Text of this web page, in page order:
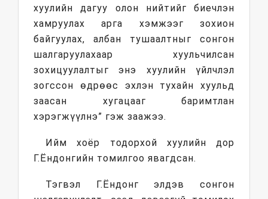
хуулийн дагуу олон нийтийг биечлэн
хамруулах арга хэмжээг зохион
байгуулах, албан тушаалтныг сонгон
шалгаруулахаар хуульчилсан
зохицуулалтыг энэ хуулийн үйлчлэл
зогссон өдрөөс эхлэн тухайн хуульд
заасан хугацааг баримтлан
хэрэгжүүлнэ” гэж заажээ.
Ийм хоёр тодорхой хуулийн дор
Г.Ёндонгийн томилгоо явагдсан.
Тэгвэл Г.Ёндонг элдэв сонгон